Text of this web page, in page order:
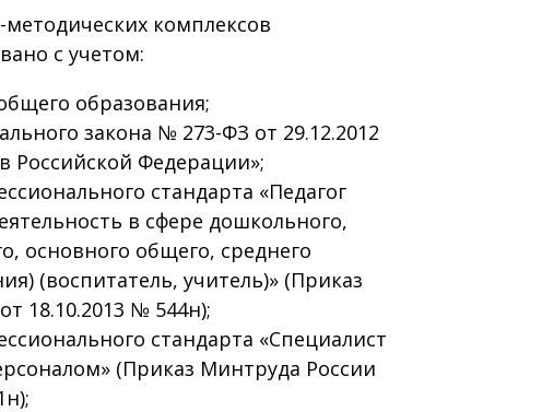
комплексов
с учетом:
образования;
закона № 273-ФЗ от 29.12.2012
Российской Федерации»;
стандарта «Педагог
в сфере дошкольного,
основного общего, среднего
(воспитатель, учитель)» (Приказ
18.10.2013 № 544н);
стандарта «Специалист
(Приказ Минтруда России